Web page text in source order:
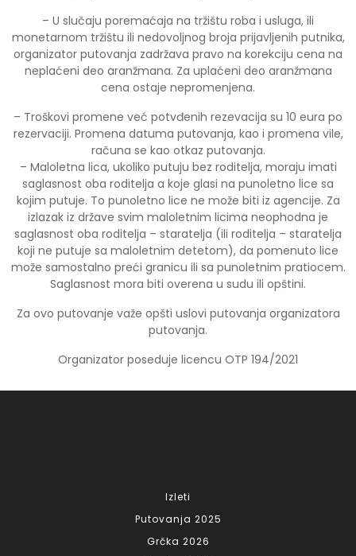
– U slučaju poremaćaja na tržištu roba i usluga, ili
monetarnom tržištu ili nedovoljnog broja prijavljenih putnika,
organizator putovanja zadržava pravo na korekciju cena na
neplaćeni deo aranžmana. Za uplaćeni deo aranžmana
cena ostaje nepromenjena.
– Troškovi promene već potvđenih rezevacija su 10 eura po
rezervaciji. Promena datuma putovanja, kao i promena vile,
računa se kao otkaz putovanja.
– Maloletna lica, ukoliko putuju bez roditelja, moraju imati
saglasnost oba roditelja a koje glasi na punoletno lice sa
kojim putuje. To punoletno lice ne može biti iz agencije. Za
izlazak iz države svim maloletnim licima neophodna je
saglasnost oba roditelja – staratelja (ili roditelja – staratelja
koji ne putuje sa maloletnim detetom), da pomenuto lice
može samostalno preći granicu ili sa punoletnim pratiocem.
Saglasnost mora biti overena u sudu ili opštini.
Za ovo putovanje važe opšti uslovi putovanja organizatora
putovanja.
Organizator poseduje licencu OTP 194/2021
Izleti
Putovanja 2025
Grčka 2026